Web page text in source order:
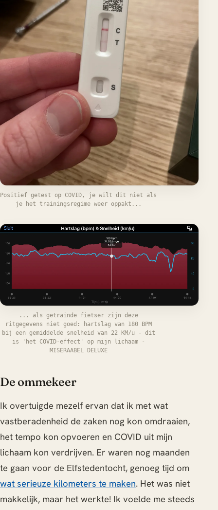
Positief getest op COVID, je wilt dit niet als
je het trainingsregime weer oppakt...
... als getrainde fietser zijn deze
ritgegevens niet goed: hartslag van 180 BPM
bij een gemiddelde snelheid van 22 KM/u - dit
is 'het COVID-effect' op mijn lichaam -
MISERAABEL DELUXE
De ommekeer
Ik overtuigde mezelf ervan dat ik met wat
vastberadenheid de zaken nog kon omdraaien,
het tempo kon opvoeren en COVID uit mijn
lichaam kon verdrijven. Er waren nog maanden
te gaan voor de Elfstedentocht, genoeg tijd om
wat serieuze kilometers te maken. Het was niet
makkelijk, maar het werkte! Ik voelde me steeds